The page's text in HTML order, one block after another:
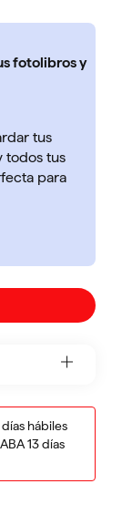
fotolibros y
tus
todos tus
para
días hábiles
13 días